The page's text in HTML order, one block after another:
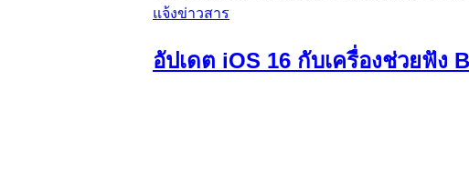
แจ้งข่าวสาร
อัปเดต iOS 16 กับเครื่องช่วยฟัง